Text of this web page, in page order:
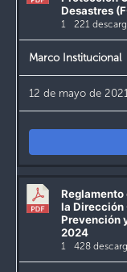
Desastres
1 221
Marco Institucional
12 de mayo de 2021
Reglamento
la Dirección
Prevención
2024
1 428